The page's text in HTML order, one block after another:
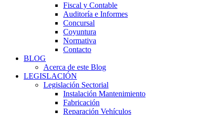
Fiscal y Contable
Auditoría e Informes
Concursal
Coyuntura
Normativa
Contacto
BLOG
Acerca de este Blog
LEGISLACIÓN
Legislación Sectorial
Instalación Mantenimiento
Fabricación
Reparación Vehículos